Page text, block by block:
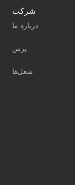
شرکت
درباره ما
پرس
شغل‌ها